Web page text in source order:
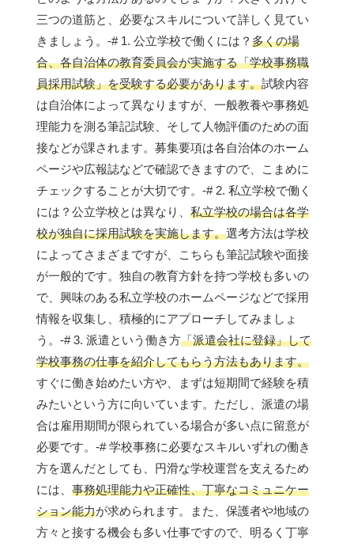
三つの道筋と、必要なスキルについて詳しく見てい
きましょう。-# 1. 公立学校で働くには？ 多くの場
合、各自治体の教育委員会が実施する「学校事務職
員採用試験」を受験する必要があります。試験内容
は自治体によって異なりますが、一般教養や事務処
理能力を測る筆記試験、そして人物評価のための面
接などが課されます。募集要項は各自治体のホーム
ページや広報誌などで確認できますので、こまめに
チェックすることが大切です。-# 2. 私立学校で働く
には？公立学校とは異なり、 私立学校の場合は各学
校が独自に採用試験を実施します。選考方法は学校
によってさまざまですが、こちらも筆記試験や面接
が一般的です。独自の教育方針を持つ学校も多いの
で、興味のある私立学校のホームページなどで採用
情報を収集し、積極的にアプローチしてみましょ
う。-# 3. 派遣という働き方「派遣会社に登録」して
学校事務の仕事を紹介してもらう方法もあります。
すぐに働き始めたい方や、まずは短期間で経験を積
みたいという方に向いています。ただし、派遣の場
合は雇用期間が限られている場合が多い点に留意が
必要です。-# 学校事務に必要なスキルいずれの働き
方を選んだとしても、円滑な学校運営を支えるため
には、 事務処理能力や正確性、丁寧なコミュニケー
ション能力が求められます。また、保護者や地域の
方々と接する機会も多い仕事ですので、明るく丁寧